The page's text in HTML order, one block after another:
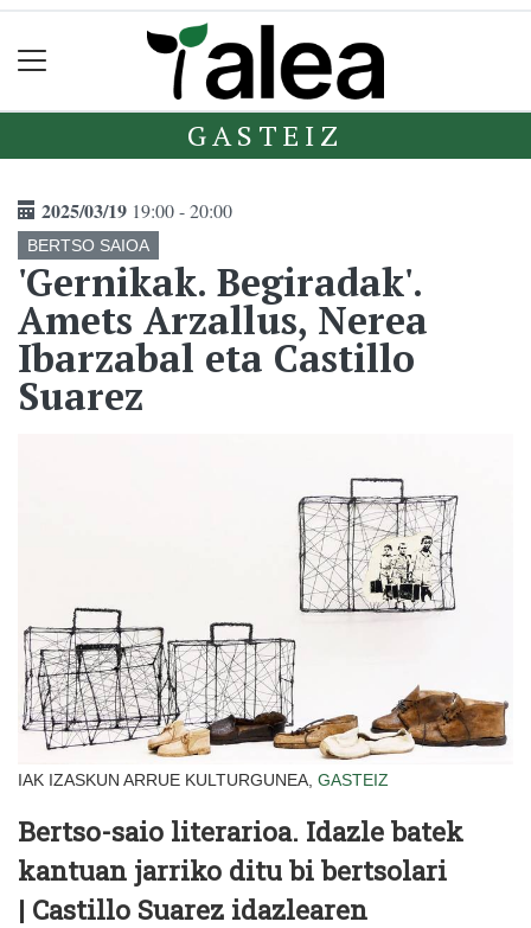
GASTEIZ
2025/03/19 19:00 - 20:00
BERTSO SAIOA
'Gernikak. Begiradak'.
Amets Arzallus, Nerea
Ibarzabal eta Castillo
Suarez
IAK IZASKUN ARRUE KULTURGUNEA, GASTEIZ
Bertso-saio literarioa. Idazle batek
kantuan jarriko ditu bi bertsolari
| Castillo Suarez idazlearen